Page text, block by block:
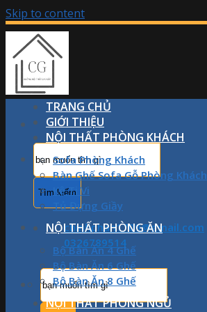
Skip to content
chinhphan1709@gmail.com
0326789514
TRANG CHỦ
GIỚI THIỆU
NỘI THẤT PHÒNG KHÁCH
Sofa Phòng Khách
Bàn Ghế Sofa Gỗ Phòng Khách
Kệ Ti Vi
Tủ Đựng Giầy
NỘI THẤT PHÒNG ĂN
Bộ Bàn Ăn 4 Ghế
Bộ Bàn Ăn 6 Ghế
Bộ Bàn Ăn 8 Ghế
NỘI THẤT PHÒNG NGỦ